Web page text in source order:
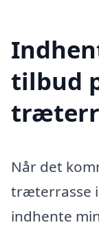
tilbud
Når det
træterrasse i
indhente